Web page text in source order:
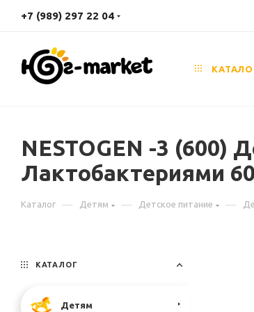
+7 (989) 297 22 04
NESTOGEN -3 (600)
Лактобактериями
Каталог — Детям — Детское питание —
КАТАЛОГ
Детям